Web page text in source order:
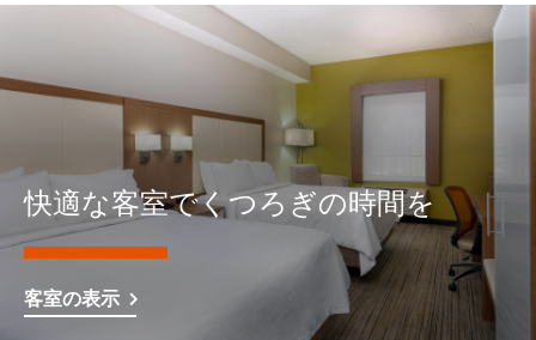
快適な客室でくつろぎの時間を
客室の表示